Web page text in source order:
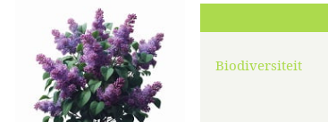
Biodiversiteit